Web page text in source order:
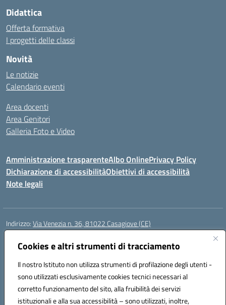
Cookies e altri strumenti di tracciamento
Il nostro Istituto non utilizza strumenti di profilazione degli utenti -
sono utilizzati esclusivamente cookies tecnici necessari al
corretto funzionamento del sito, alla fruibilità dei servizi
istituzionali e alla sua accessibilità – sono utilizzati, inoltre,
Didattica
Offerta formativa
I progetti delle classi
Novità
Le notizie
Calendario eventi
Area docenti
Area Genitori
Galleria Foto e Video
Amministrazione trasparenteAlbo OnlinePrivacy Policy
Dichiarazione di accessibilitàObiettivi di accessibilità
Note legali
Indirizzo:Via Venezia n. 36, 81022 Casagiove (CE)
Centralino:
Posta elettronica certificata (PEC):ceic893002@pec.istruzione.it
Codice fiscale: 93085870611
Codice meccanografico:CEIC893002
Codice Indice delle Pubbliche Amministrazioni (IPA): icmp_061
Codice unico di fatturazione (CUF): UFIOD3